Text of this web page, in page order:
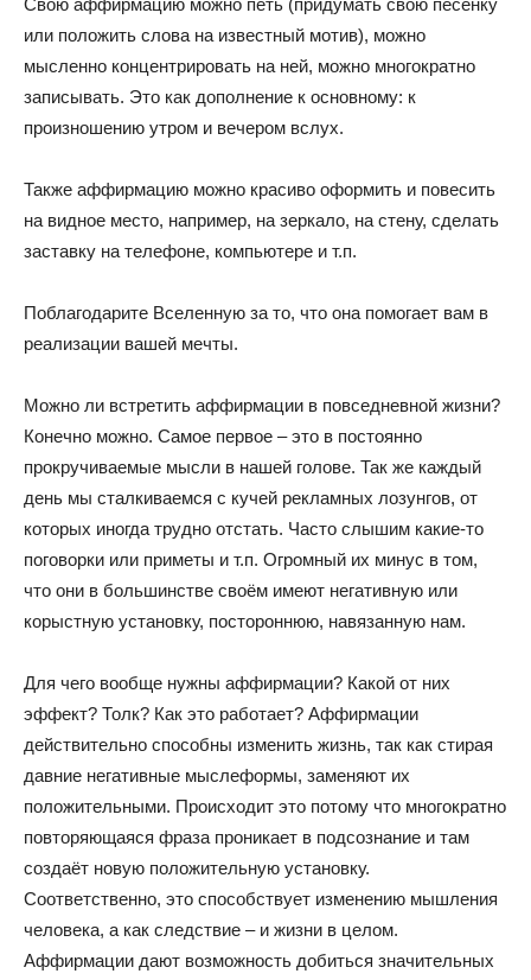
Свою аффирмацию можно петь (придумать свою песенку
или положить слова на известный мотив), можно
мысленно концентрировать на ней, можно многократно
записывать. Это как дополнение к основному: к
произношению утром и вечером вслух.
Также аффирмацию можно красиво оформить и повесить
на видное место, например, на зеркало, на стену, сделать
заставку на телефоне, компьютере и т.п.
Поблагодарите Вселенную за то, что она помогает вам в
реализации вашей мечты.
Можно ли встретить аффирмации в повседневной жизни?
Конечно можно. Самое первое – это в постоянно
прокручиваемые мысли в нашей голове. Так же каждый
день мы сталкиваемся с кучей рекламных лозунгов, от
которых иногда трудно отстать. Часто слышим какие-то
поговорки или приметы и т.п. Огромный их минус в том,
что они в большинстве своём имеют негативную или
корыстную установку, постороннюю, навязанную нам.
Для чего вообще нужны аффирмации? Какой от них
эффект? Толк? Как это работает? Аффирмации
действительно способны изменить жизнь, так как стирая
давние негативные мыслеформы, заменяют их
положительными. Происходит это потому что многократно
повторяющаяся фраза проникает в подсознание и там
создаёт новую положительную установку.
Соответственно, это способствует изменению мышления
человека, а как следствие – и жизни в целом.
Аффирмации дают возможность добиться значительных